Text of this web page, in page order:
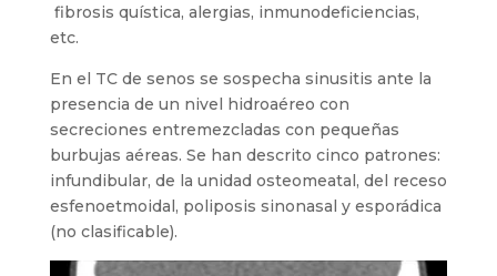
fibrosis quística, alergias, inmunodeficiencias,
etc.
En el TC de senos se sospecha sinusitis ante la
presencia de un nivel hidroaéreo con
secreciones entremezcladas con pequeñas
burbujas aéreas. Se han descrito cinco patrones:
infundibular, de la unidad osteomeatal, del receso
esfenoetmoidal, poliposis sinonasal y esporádica
(no clasificable).